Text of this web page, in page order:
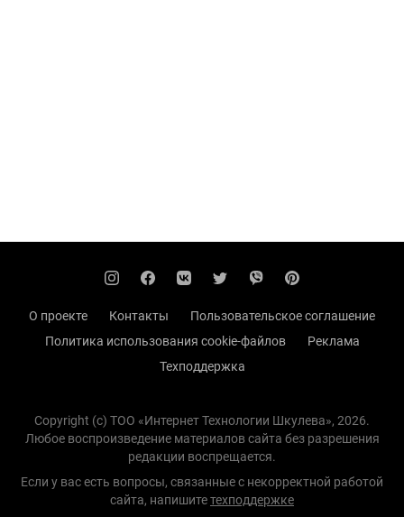
О проекте Контакты
Пользовательское соглашение
Политика использования cookie-файлов
Реклама
Техподдержка
Copyright (с) TOO «Интернет Технологии Шкулева», 2026.
Любое воспроизведение материалов сайта без разрешения
редакции воспрещается.
Если у вас есть вопросы, связанные с некорректной работой
сайта, напишитетехподдержке